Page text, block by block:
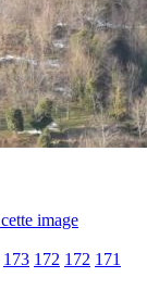
173 172 172 171